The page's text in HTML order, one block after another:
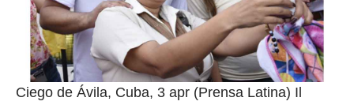
Ciego de Ávila, Cuba, 3 apr (Prensa Latina) Il